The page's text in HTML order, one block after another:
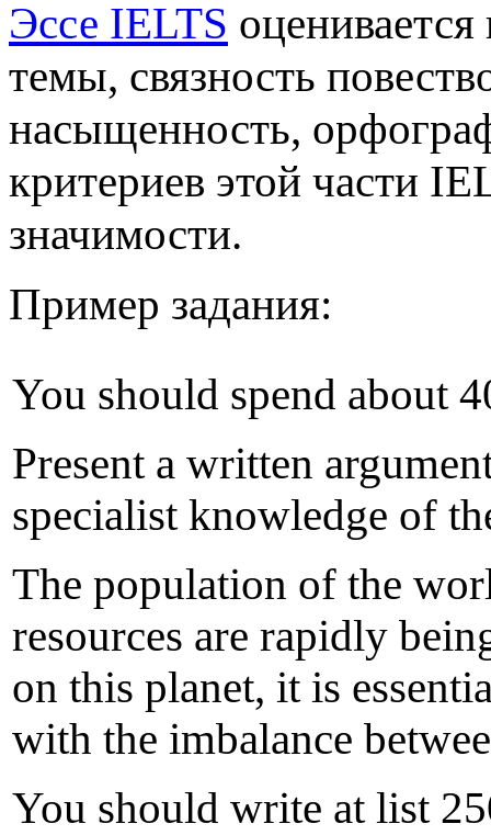
Эссе IELTS
темы, связность
насыщенность,
критериев этой части
значимости.
Пример задания:
You should spend about
Present a written
specialist knowledge of
The population of the
resources are rapidly
on this planet, it is
with the imbalance
You should write at list